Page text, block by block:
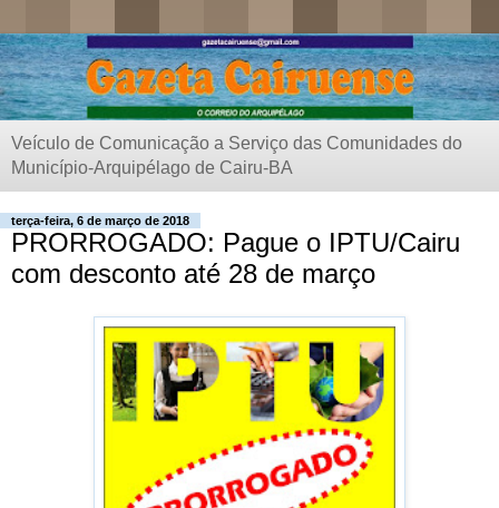
Veículo de Comunicação a Serviço das Comunidades do
Município-Arquipélago de Cairu-BA
terça-feira, 6 de março de 2018
PRORROGADO: Pague o IPTU/Cairu
com desconto até 28 de março